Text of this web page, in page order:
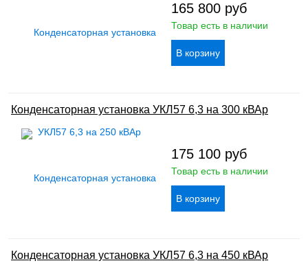
165 800 руб
Товар есть в наличии
Конденсаторная установка УКЛ57 6,3 на 300 кВАр
175 100 руб
Товар есть в наличии
Конденсаторная установка УКЛ57 6,3 на 450 кВАр